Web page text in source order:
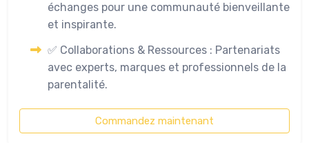
échanges pour une communauté bienveillante
et inspirante.
✅ Collaborations & Ressources : Partenariats
avec experts, marques et professionnels de la
parentalité.
Commandez maintenant